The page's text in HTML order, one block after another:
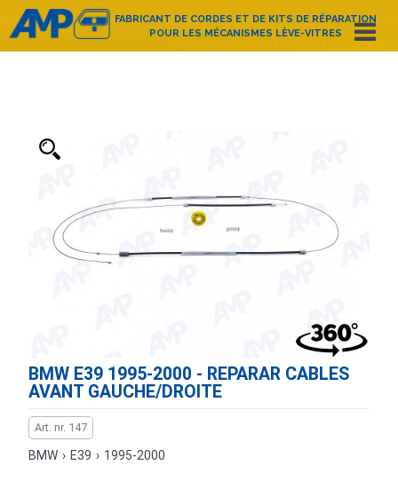
FABRICANT DE CORDES ET DE KITS DE RÉPARATION
POUR LES MÉCANISMES LÈVE-VITRES
QUI SOMMES-NOUS?
BMW E39 1995-2000 - REPARAR CABLES
AVANT GAUCHE/DROITE
Art. nr. 147
BMW › E39 › 1995-2000